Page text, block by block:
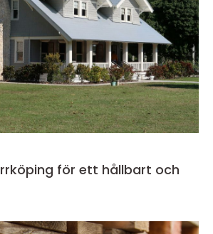
för ett hållbart och